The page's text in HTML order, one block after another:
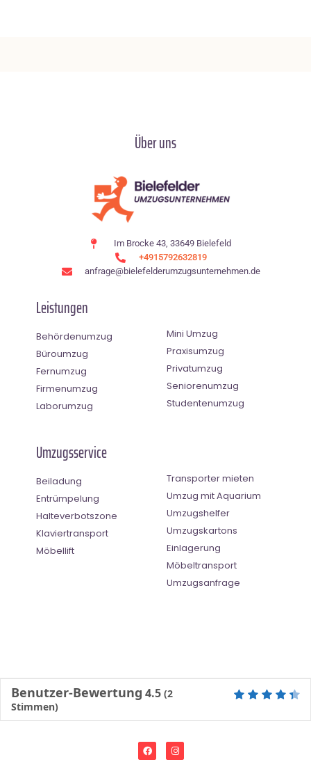
Über uns
Im Brocke 43, 33649 Bielefeld
+4915792632819
anfrage@bielefelderumzugsunternehmen.de
Leistungen
Behördenumzug
Büroumzug
Fernumzug
Firmenumzug
Laborumzug
Mini Umzug
Praxisumzug
Privatumzug
Seniorenumzug
Studentenumzug
Umzugsservice
Beiladung
Entrümpelung
Halteverbotszone
Klaviertransport
Möbellift
Transporter mieten
Umzug mit Aquarium
Umzugshelfer
Umzugskartons
Einlagerung
Möbeltransport
Umzugsanfrage
Benutzer-Bewertung 4.5 (2
Stimmen)